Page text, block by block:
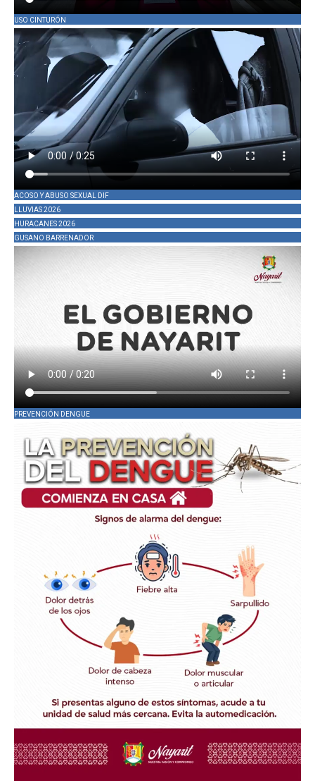
USO CINTURÓN
ACOSO Y ABUSO SEXUAL DIF
LLUVIAS 2026
HURACANES 2026
GUSANO BARRENADOR
PREVENCIÓN DENGUE